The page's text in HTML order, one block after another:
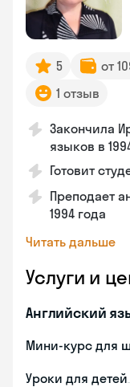
5 от
1 отзыв
Закончила
языков в
Готовит
Преподает
1994 года
Читать дальше
Услуги и
Английский
Мини-курс для
Уроки для детей